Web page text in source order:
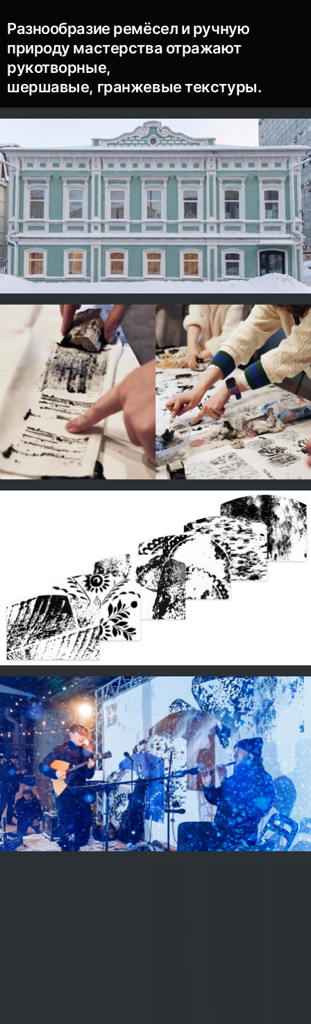
Разнообразие ремёсел и ручную
природу мастерства отражают
рукотворные,
шершавые, гранжевые текстуры.